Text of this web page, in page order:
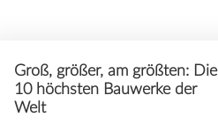
Groß, größer, am größten: Die
10 höchsten Bauwerke der
Welt